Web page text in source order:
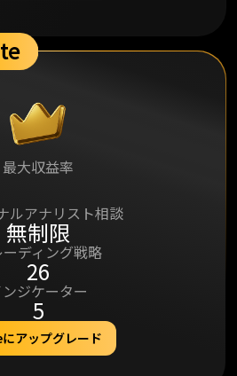
最大収益率
ルアナリスト相談
無制限
ーディング戦略
26
ジケーター
5
アップグレード